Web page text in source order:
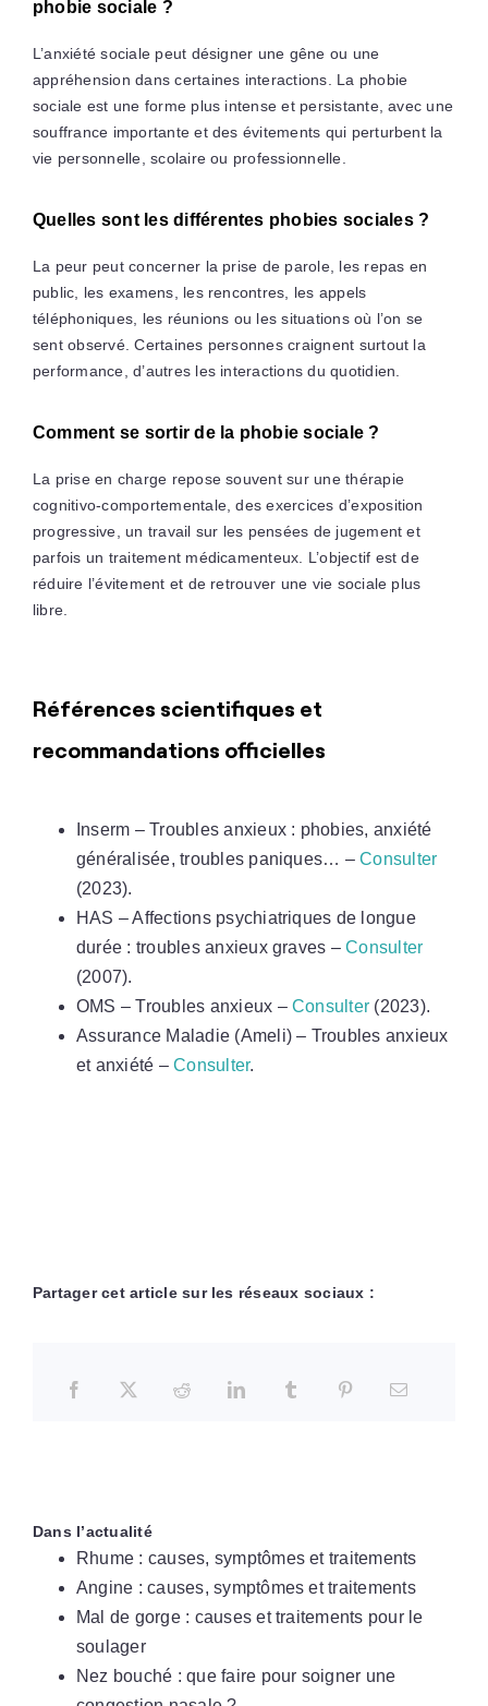
phobie sociale ?
L’anxiété sociale peut désigner une gêne ou une
appréhension dans certaines interactions. La phobie
sociale est une forme plus intense et persistante, avec une
souffrance importante et des évitements qui perturbent la
vie personnelle, scolaire ou professionnelle.
Quelles sont les différentes phobies sociales ?
La peur peut concerner la prise de parole, les repas en
public, les examens, les rencontres, les appels
téléphoniques, les réunions ou les situations où l’on se
sent observé. Certaines personnes craignent surtout la
performance, d’autres les interactions du quotidien.
Comment se sortir de la phobie sociale ?
La prise en charge repose souvent sur une thérapie
cognitivo-comportementale, des exercices d’exposition
progressive, un travail sur les pensées de jugement et
parfois un traitement médicamenteux. L’objectif est de
réduire l’évitement et de retrouver une vie sociale plus
libre.
Références scientifiques et
recommandations officielles
Inserm – Troubles anxieux : phobies, anxiété
généralisée, troubles paniques… –Consulter
(2023).
HAS – Affections psychiatriques de longue
durée : troubles anxieux graves –Consulter
(2007).
OMS – Troubles anxieux –Consulter (2023).
Assurance Maladie (Ameli) – Troubles anxieux
et anxiété –Consulter.
Partager cet article sur les réseaux sociaux :
Dans l’actualité
Rhume : causes, symptômes et traitements
Angine : causes, symptômes et traitements
Mal de gorge : causes et traitements pour le
soulager
Nez bouché : que faire pour soigner une